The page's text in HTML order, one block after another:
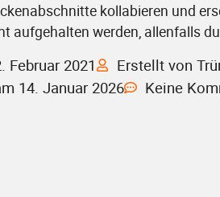
kollabieren und
aufgehalten werden, allenfalls
2021
Erstellt von
14. Januar 2026
Keine